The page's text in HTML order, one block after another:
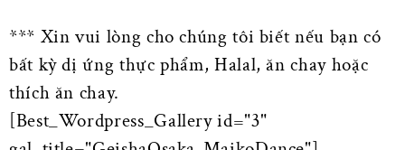
*** Xin vui lòng cho chúng tôi biết nếu bạn có
bất kỳ dị ứng thực phẩm, Halal, ăn chay hoặc
thích ăn chay.
[Best_Wordpress_Gallery id="3"